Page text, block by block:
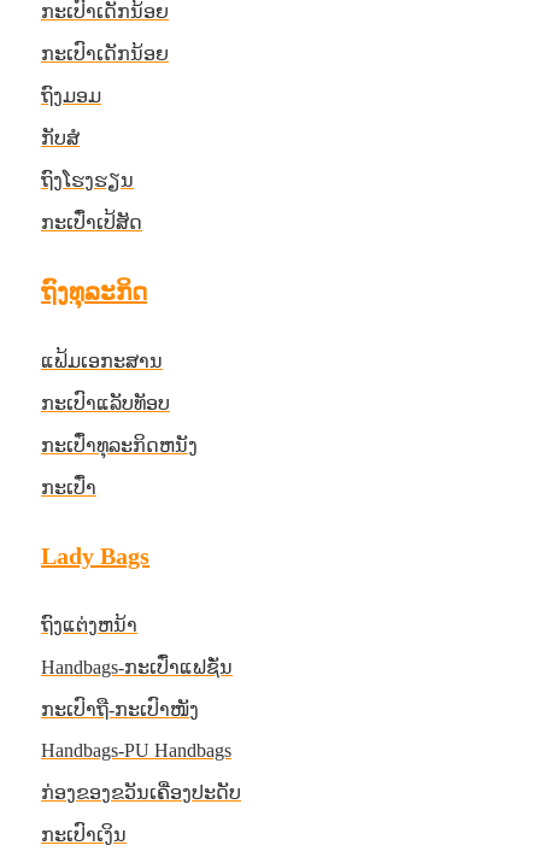
ກະເປົາເດັກນ້ອຍ
ກະເປົາເດັກນ້ອຍ
ຖົງມອມ
ກັບ​ສໍ
ຖົງໂຮງຮຽນ
ກະເປົ໋າເປ້ສັດ
ຖົງທຸລະກິດ
ແຟ້ມເອກະສານ
ກະເປົາແລັບທັອບ
ກະເປົ໋າທຸລະກິດຫນັງ
ກະເປົ໋າ
Lady Bags
ຖົງແຕ່ງຫນ້າ
Handbags-ກະເປົ໋າແຟຊັ່ນ
ກະເປົາຖື-ກະເປົາໜັງ
Handbags-PU Handbags
ກ່ອງຂອງຂວັນເຄື່ອງປະດັບ
ກະເປົາເງິນ